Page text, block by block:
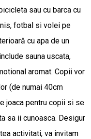
sau cu barca cu
fotbal si volei pe
cu apa de un
sauna uscata,
aromat. Copii vor
(de numai 40cm
joaca pentru copii si se
sa ii cunoasca. Desigur
activitati, va invitam